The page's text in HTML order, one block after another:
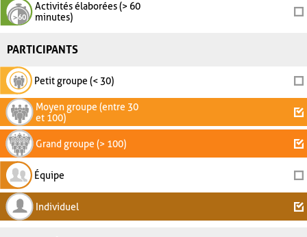
Activités élaborées (> 60
minutes)
PARTICIPANTS
Petit groupe (< 30)
Moyen groupe (entre 30
et 100)
Grand groupe (> 100)
Équipe
Individuel